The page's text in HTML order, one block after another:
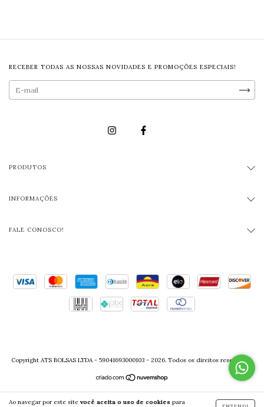
Ao navegar por este site você aceita o uso de cookies para
ENTENDI
RECEBER TODAS AS NOSSAS NOVIDADES E PROMOÇÕES ESPECIAIS!
PRODUTOS
INFORMAÇÕES
FALE CONOSCO!
Copyright ATS BOLSAS LTDA - 59041693000103 - 2026. Todos os direitos reservados.